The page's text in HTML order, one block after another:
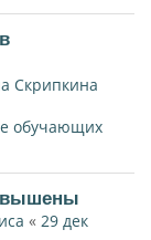
Скрипкина
обучающих
« 29 дек